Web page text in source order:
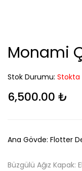
Monami
Stok Durumu: Stokta
6,500.00 ₺
Ana Gövde: Flotter
Büzgülü Ağız